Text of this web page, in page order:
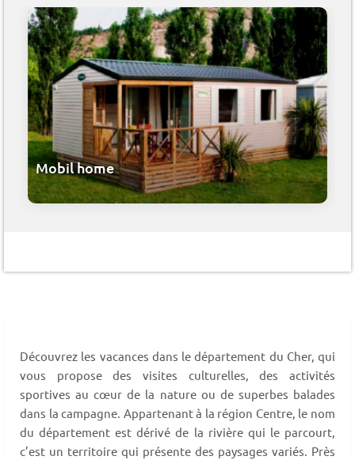
Mobil home
Découvrez les vacances dans le département du Cher, qui
vous propose des visites culturelles, des activités
sportives au cœur de la nature ou de superbes balades
dans la campagne. Appartenant à la région Centre, le nom
du département est dérivé de la rivière qui le parcourt,
c’est un territoire qui présente des paysages variés. Près